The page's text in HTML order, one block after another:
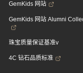
GemKids 网站
GemKids 网站 Alumni
珠宝质量保证基准v
4C 钻石品质标准